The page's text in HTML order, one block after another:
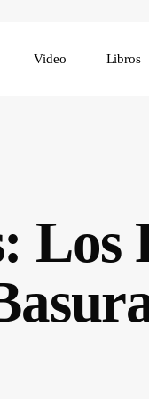
Video Libros
Los